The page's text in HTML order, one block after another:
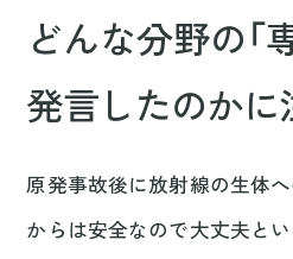
どんな分野の「
発言したのかに
原発事故後に放射線の生体
からは安全なので大丈夫と